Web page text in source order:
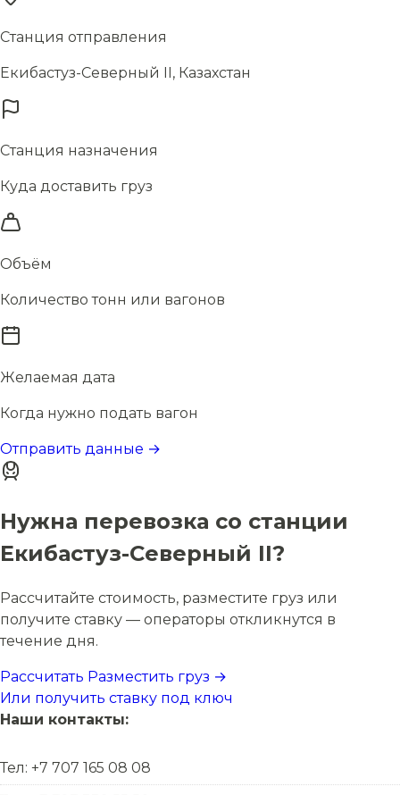
Станция отправления
Екибастуз-Северный II, Казахстан
Станция назначения
Куда доставить груз
Объём
Количество тонн или вагонов
Желаемая дата
Когда нужно подать вагон
Отправить данные →
Нужна перевозка со станции
Екибастуз-Северный II?
Рассчитайте стоимость, разместите груз или
получите ставку — операторы откликнутся в
течение дня.
Рассчитать Разместить груз →
Или получить ставку под ключ
Наши контакты:
Тел: +7 707 165 08 08